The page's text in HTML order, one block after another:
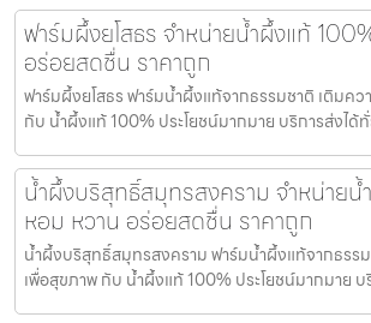
ฟาร์มผึ้งยโสธร จำหน่ายน้ำผึ้งแท้
อร่อยสดชื่น ราคาถูก
ฟาร์มผึ้งยโสธร ฟาร์มน้ำผึ้งแท้จากธรรมชาติ เติมค
กับ น้ำผึ้งแท้ 100% ประโยชน์มากมาย บริการส่งได้
น้ำผึ้งบริสุทธิ์สมุทรสงคราม จำหน่าย
หอม หวาน อร่อยสดชื่น ราคาถูก
น้ำผึ้งบริสุทธิ์สมุทรสงคราม ฟาร์มน้ำผึ้งแท้จากธรร
เพื่อสุขภาพ กับ น้ำผึ้งแท้ 100% ประโยชน์มากมาย บ